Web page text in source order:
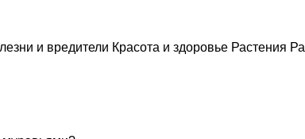
и вредители Красота и здоровье Растения